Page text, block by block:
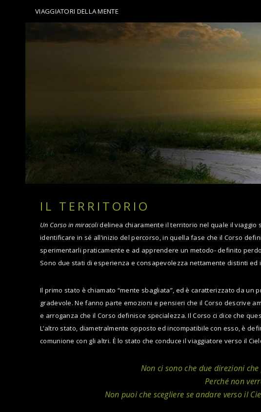
VIAGGIATORI DELLA MENTE
IL TERRITORIO
Un Corso in miracolidelinea chiaramente il territorio nel quale il viaggio
identificare in sé all’inizio del percorso, in quella fase che il Corso
sperimentarli praticamente e ad apprendere un metodo- definito
Sono due stati di esperienza e consapevolezza nettamente distinti ed
Il primo stato è chiamato “mente sbagliata”, ed è caratterizzato da
gradevole. Ne fanno parte emozioni e pensieri che il Corso descrive
e arroganza che il Corso definisce specialezza. Il Corso ci dice che
L’altro stato, diametralmente opposto ed incompatibile con esso, è
comunione con gli altri. È lo stato che conduce il viaggiatore verso il
Non ci sono che due direzioni
Perché non
Non puoi che scegliere se andare verso il